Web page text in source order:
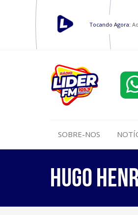
Tocando Agora:
SOBRE-NOS
Hugo